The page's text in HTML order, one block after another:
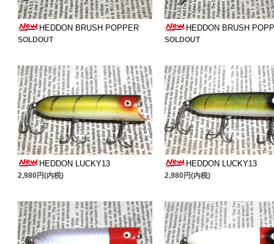
HEDDON BRUSH POPPER
SOLDOUT
HEDDON BRUSH
SOLDOUT
HEDDON LUCKY13
2,980円(内税)
HEDDON LUCKY13
2,980円(内税)